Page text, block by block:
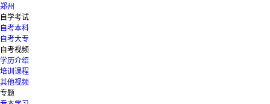
郑州
自学考试
自考本科
自考大专
自考视频
学历介绍
培训课程
其他视频
专题